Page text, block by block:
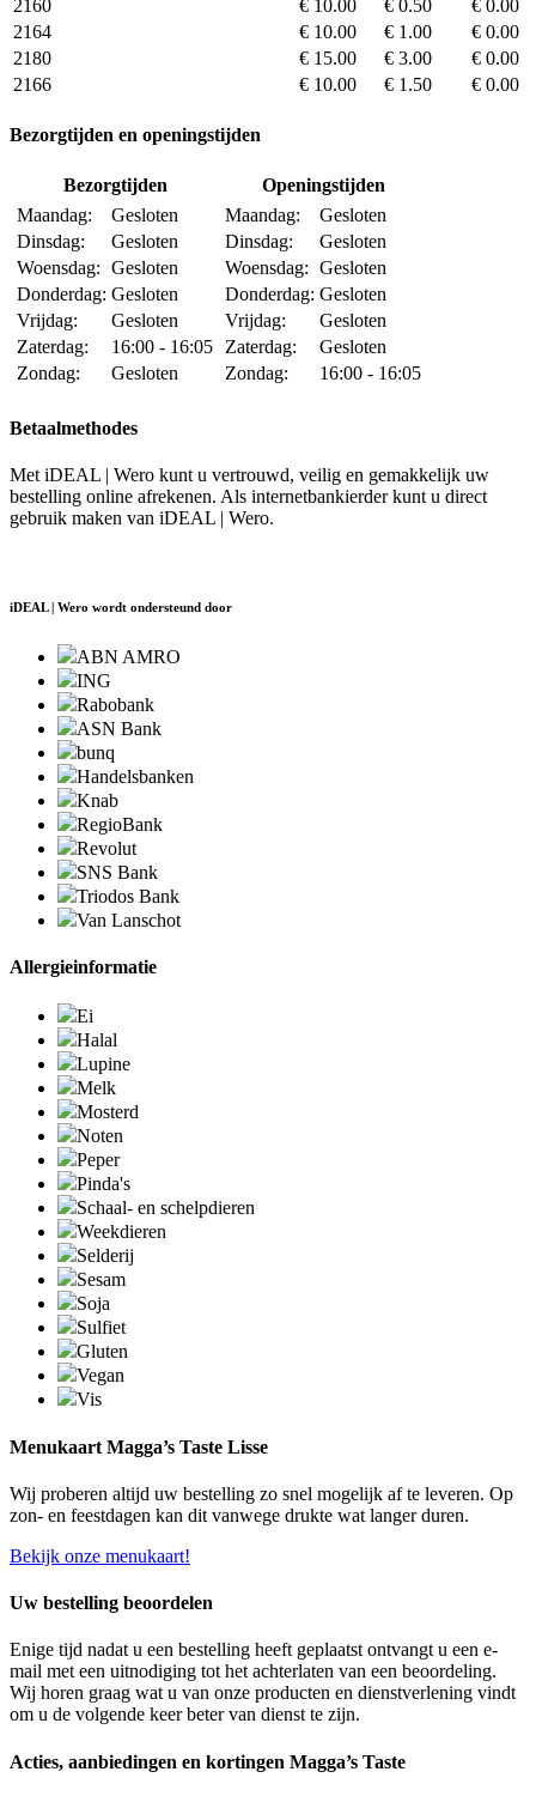
2160 € 10.00 € 0.50
€ 0.00
2164
€ 10.00 € 1.00
€ 0.00
2180
€ 15.00 € 3.00
€ 0.00
2166
€ 10.00 € 1.50 € 0.00
Bezorgtijden en openingstijden
Bezorgtijden
Openingstijden
Maandag:
Gesloten
Dinsdag:
Gesloten
Woensdag: Gesloten
Donderdag: Gesloten
Vrijdag:
Gesloten
Zaterdag:
16:00 - 16:05
Zondag:
Gesloten
Maandag:
Gesloten
Dinsdag:
Gesloten
Woensdag: Gesloten
Donderdag: Gesloten
Vrijdag:
Gesloten
Zaterdag:
Gesloten
Zondag:
16:00 - 16:05
Betaalmethodes
Met iDEAL | Wero kunt u vertrouwd, veilig en gemakkelijk uw
bestelling online afrekenen. Als internetbankierder kunt u direct
gebruik maken van iDEAL | Wero.
iDEAL | Wero wordt ondersteund door
ABN AMRO
ING
Rabobank
ASN Bank
bunq
Handelsbanken
Knab
RegioBank
Revolut
SNS Bank
Triodos Bank
Van Lanschot
Allergieinformatie
Ei
Halal
Lupine
Melk
Mosterd
Noten
Peper
Pinda's
Schaal- en schelpdieren
Weekdieren
Selderij
Sesam
Soja
Sulfiet
Gluten
Vegan
Vis
Menukaart Magga’s Taste Lisse
Wij proberen altijd uw bestelling zo snel mogelijk af te leveren. Op
zon- en feestdagen kan dit vanwege drukte wat langer duren.
Bekijk onze menukaart!
Uw bestelling beoordelen
Enige tijd nadat u een bestelling heeft geplaatst ontvangt u een e-
mail met een uitnodiging tot het achterlaten van een beoordeling.
Wij horen graag wat u van onze producten en dienstverlening vindt
om u de volgende keer beter van dienst te zijn.
Acties, aanbiedingen en kortingen Magga’s Taste